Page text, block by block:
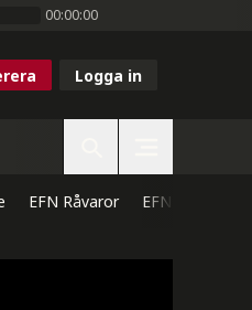
00:00:00
Logga in
EFN Råvaror EFN Direkt